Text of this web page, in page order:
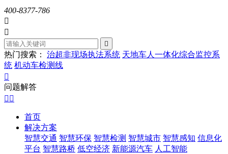
400-8377-786



热门搜索： 治超非现场执法系统 天地车人一体化综合监控系
统 机动车检测线

问题解答
 
首页
解决方案
智慧交通 智慧环保 智慧检测 智慧城市 智慧感知 信息化
平台 智慧路桥 低空经济 新能源汽车 人工智能